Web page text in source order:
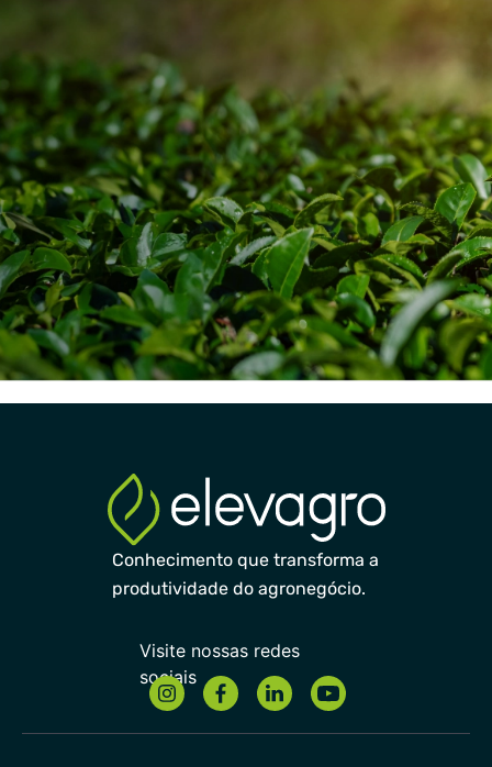
Conhecimento que transforma a
produtividade do agronegócio.